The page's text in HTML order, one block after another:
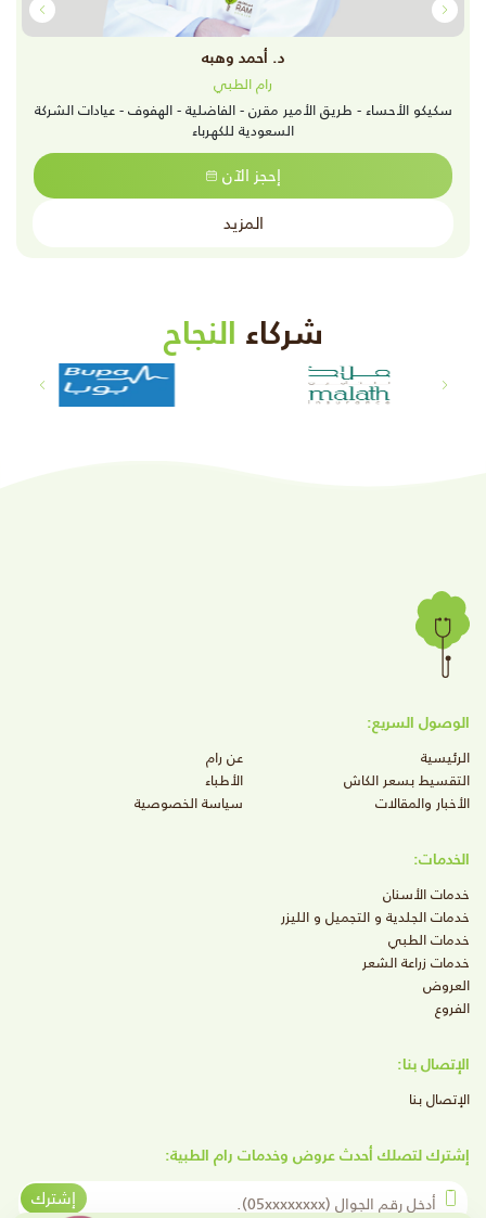
د. أحمد وهبه
رام الطبي
سكيكو الأحساء - طريق الأمير مقرن - الفاضلية - الهفوف - عيادات الشركة
السعودية للكهرباء
إحجز الآن
المزيد
شركاء النجاح
الوصول السريع:
الرئيسية
عن رام
التقسيط بسعر الكاش
الأطباء
الأخبار والمقالات
سياسة الخصوصية
الخدمات:
خدمات الأسنان
خدمات الجلدية و التجميل و الليزر
خدمات الطبي
خدمات زراعة الشعر
العروض
الفروع
الإتصال بنا:
الإتصال بنا
إشترك لتصلك أحدث عروض وخدمات رام الطبية:
أدخل رقم الجوال
إشترك